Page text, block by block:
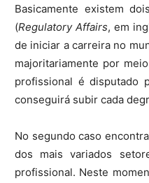
Basicamente existem
(Regulatory Affairs, em
de iniciar a carreira no
majoritariamente por
profissional é disputado
conseguirá subir cada
No segundo caso
dos mais variados
profissional. Neste